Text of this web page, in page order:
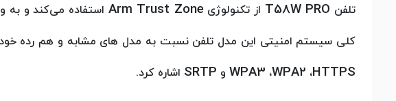
تلفن T58W PRO از تکنولوژیArm Trust Zone استفاده می‌کند و به
کلی سیستم امنیتی این مدل تلفن نسبت به مدل های مشابه و هم رده
HTTPS، WPA2، WPA3 و SRTP اشاره کرد.